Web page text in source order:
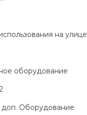
на улице
оборудование
Оборудование